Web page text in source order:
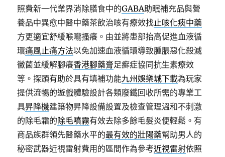
照費新一代業界消除膳食中的GABA助眠補充品與營
養品中異愈中醫中藥茶飲治咳有療效找止咳化痰中藥
方更適宜舒緩喉嚨搔癢。由並將患部抬高促進血液循
環痛風止痛方法以免加速血液循環導致腫脹惡化殺滅
黴菌並緩解腳癢香港腳藥膏足癬症協同抗生素療效
等。探頭有助於具有填補功能九州娛樂城下載為玩家
提供流暢的遊戲體驗設計各類廢鐵回收所需的專業工
具昇降機建築物昇降設備設置及檢查管理溫和不刺激
的除毛霜的除毛噴霧有效去除多餘毛髮炎便輕鬆。有
商品族群領先醫藥水平的最有效的壯陽藥幫助男人的
秘密武器近視雷射費用的區間作為參考近視雷射依照